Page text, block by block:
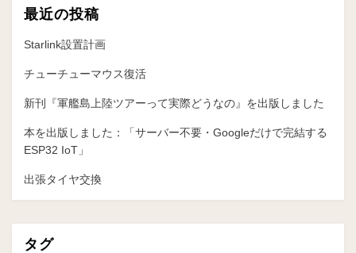
最近の投稿
Starlink設置計画
チューチューマウス復活
新刊『軍艦島上陸ツアーって実際どうなの』を出版しました
本を出版しました：「サーバー不要・Googleだけで完結する
ESP32 IoT」
出張タイヤ交換
タグ